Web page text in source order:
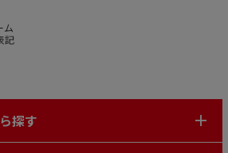
ム
記
探す